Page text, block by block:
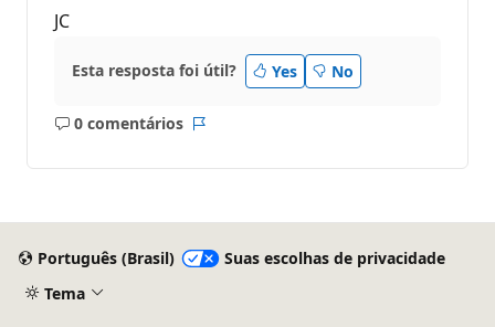
JC
Esta resposta foi útil? Yes No
0 comentários
Sem
Português (Brasil)
Suas escolhas de privacidade
Tema